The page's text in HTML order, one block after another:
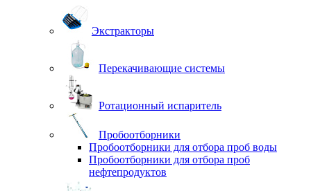
Экстракторы
Перекачивающие системы
Ротационный испаритель
Пробоотборники
Пробоотборники для отбора проб воды
Пробоотборники для отбора проб
нефтепродуктов